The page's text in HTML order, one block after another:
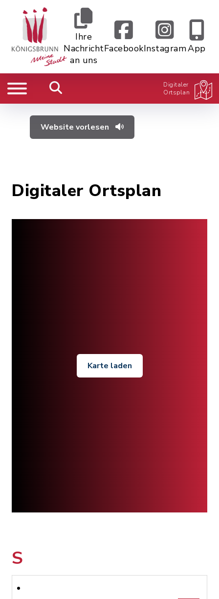
Ihre
Nachricht
an uns
FacebookInstagramApp
Digitaler
Ortsplan
Website vorlesen
Digitaler Ortsplan
Karte laden
S